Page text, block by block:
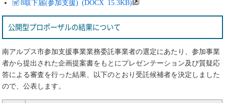
8取下届(参加支援) (DOCX 15.3KB)
公開型プロポーザルの結果について
南アルプス市参加支援事業業務委託事業者の選定にあたり、参加事業
者から提出された企画提案書をもとにプレゼンテーション及び質疑応
答による審査を行った結果、以下のとおり受託候補者を決定しました
ので、公表します。